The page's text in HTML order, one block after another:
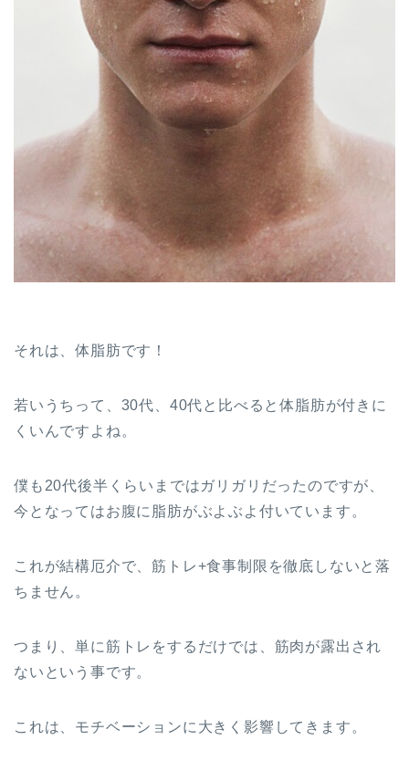
それは、体脂肪です！
若いうちって、30代、40代と比べると体脂肪が付きに
くいんですよね。
僕も20代後半くらいまではガリガリだったのですが、
今となってはお腹に脂肪がぶよぶよ付いています。
これが結構厄介で、筋トレ+食事制限を徹底しないと落
ちません。
つまり、単に筋トレをするだけでは、筋肉が露出され
ないという事です。
これは、モチベーションに大きく影響してきます。